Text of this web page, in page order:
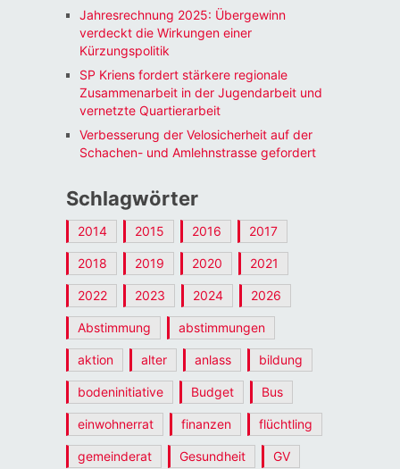
Jahresrechnung 2025: Übergewinn
verdeckt die Wirkungen einer
Kürzungspolitik
SP Kriens fordert stärkere regionale
Zusammenarbeit in der Jugendarbeit und
vernetzte Quartierarbeit
Verbesserung der Velosicherheit auf der
Schachen- und Amlehnstrasse gefordert
Schlagwörter
2014 2015 2016 2017
2018 2019 2020 2021
2022 2023 2024 2026
Abstimmung abstimmungen
aktion alter anlass bildung
bodeninitiative Budget Bus
einwohnerrat finanzen flüchtling
gemeinderat Gesundheit GV